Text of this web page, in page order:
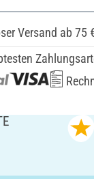
Versand ab 75